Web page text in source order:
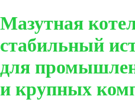
Мазутная
стабильный
для
и крупных